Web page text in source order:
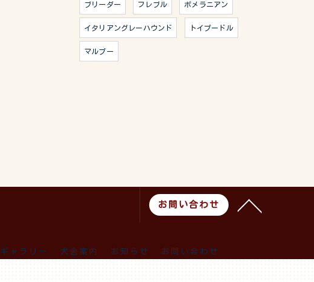
ブリーダー フレブル ポメラニアン
イタリアングレーハウンド トイプードル
マルプー
お問い合わせ
ギャラリー 犬舎案内 お知らせ お問い合わせ